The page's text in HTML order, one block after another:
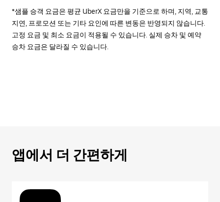
*샘플 승객 요금은 평균 UberX 요금만을 기준으로 하며, 지역, 교통
지연, 프로모션 또는 기타 요인에 따른 변동은 반영되지 않습니다.
고정 요금 및 최소 요금이 적용될 수 있습니다. 실제 승차 및 예약
승차 요금은 달라질 수 있습니다.
앱에서 더 간편하게